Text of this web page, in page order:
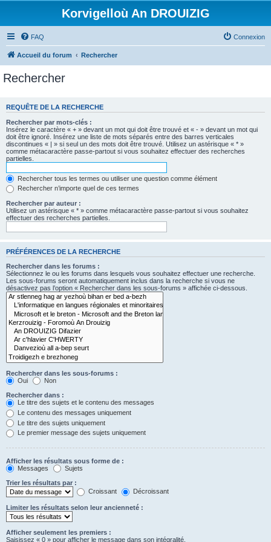
Korvigelloù An DROUIZIG
FAQ Connexion
Accueil du forum Rechercher
Rechercher
REQUÊTE DE LA RECHERCHE
Rechercher par mots-clés :
Insérez le caractère « + » devant un mot qui doit être trouvé et « - » devant un mot qui
doit être ignoré. Insérez une liste de mots séparés entre des barres verticales
discontinues « | » si seul un des mots doit être trouvé. Utilisez un astérisque « * »
comme métacaractère passe-partout si vous souhaitez effectuer des recherches
partielles.
Rechercher tous les termes ou utiliser une question comme élément
Rechercher n’importe quel de ces termes
Rechercher par auteur :
Utilisez un astérisque « * » comme métacaractère passe-partout si vous souhaitez
effectuer des recherches partielles.
PRÉFÉRENCES DE LA RECHERCHE
Rechercher dans les forums :
Sélectionnez le ou les forums dans lesquels vous souhaitez effectuer une recherche.
Les sous-forums seront automatiquement inclus dans la recherche si vous ne
désactivez pas l’option « Rechercher dans les sous-forums » affichée ci-dessous.
Rechercher dans les sous-forums :
Oui
Non
Rechercher dans :
Le titre des sujets et le contenu des messages
Le contenu des messages uniquement
Le titre des sujets uniquement
Le premier message des sujets uniquement
Afficher les résultats sous forme de :
Messages
Sujets
Trier les résultats par :
Croissant
Décroissant
Limiter les résultats selon leur ancienneté :
Afficher seulement les premiers :
Saisissez « 0 » pour afficher le message dans son intégralité.